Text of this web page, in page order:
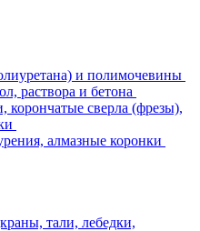
и полимочевины
раствора и бетона
корончатые сверла (фрезы),
алмазные коронки
тали, лебедки,